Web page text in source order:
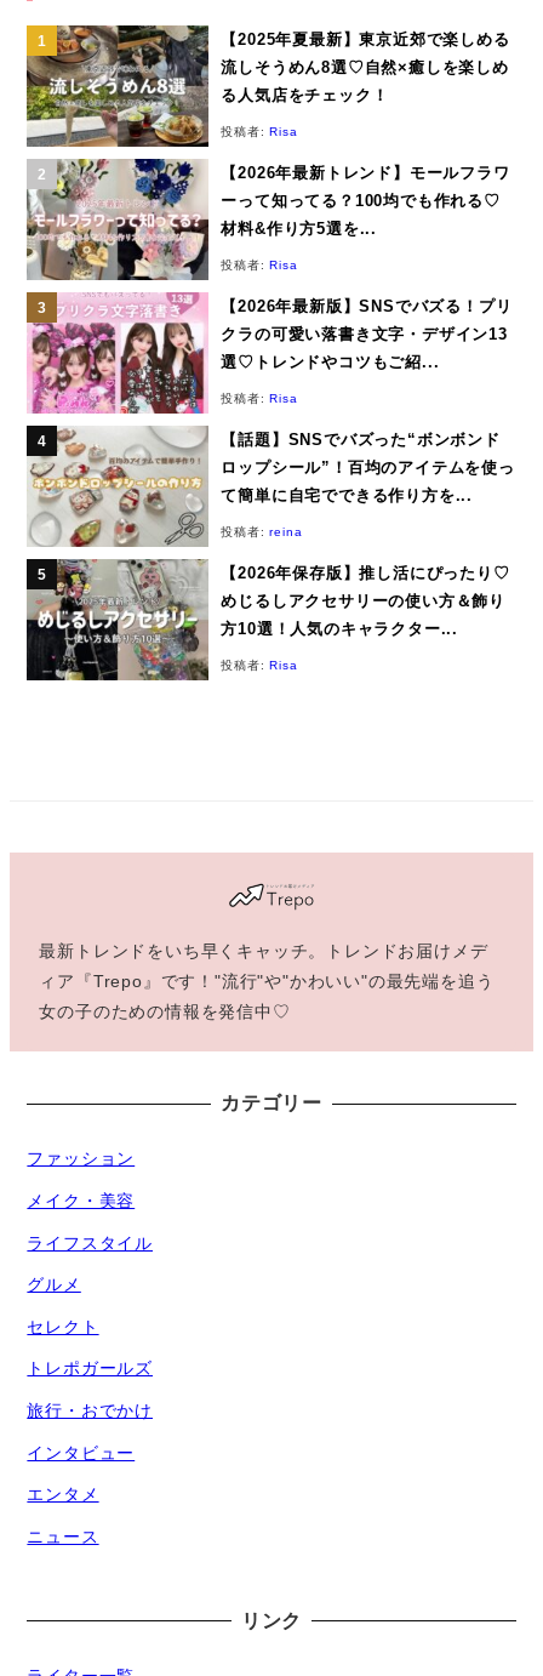
【2025年夏最新】東京近郊で楽しめる
流しそうめん8選♡自然×癒しを楽しめ
る人気店をチェック！
投稿者:Risa
【2026年最新トレンド】モールフラワ
ーって知ってる？100均でも作れる♡
材料&作り方5選を...
投稿者:Risa
【2026年最新版】SNSでバズる！プリ
クラの可愛い落書き文字・デザイン13
選♡トレンドやコツもご紹...
投稿者:Risa
【話題】SNSでバズった“ボンボンド
ロップシール”！百均のアイテムを使っ
て簡単に自宅でできる作り方を...
投稿者:reina
【2026年保存版】推し活にぴったり♡
めじるしアクセサリーの使い方＆飾り
方10選！人気のキャラクター...
投稿者:Risa
最新トレンドをいち早くキャッチ。トレンドお届けメデ
ィア『Trepo』です！"流行"や"かわいい"の最先端を追う
女の子のための情報を発信中♡
カテゴリー
ファッション
メイク・美容
ライフスタイル
グルメ
セレクト
トレポガールズ
旅行・おでかけ
インタビュー
エンタメ
ニュース
リンク